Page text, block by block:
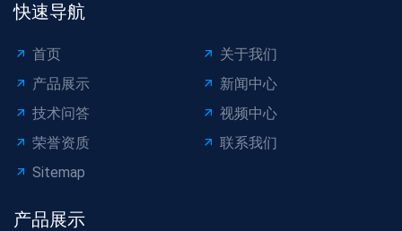
快速导航
首页
关于我们
产品展示
新闻中心
技术问答
视频中心
荣誉资质
联系我们
Sitemap
产品展示